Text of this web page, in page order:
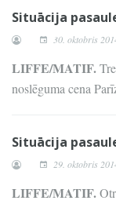
Situācija
30. oktobris
LIFFE/MATIF.
noslēguma cena
Situācija
29. oktobris
LIFFE/MATIF.